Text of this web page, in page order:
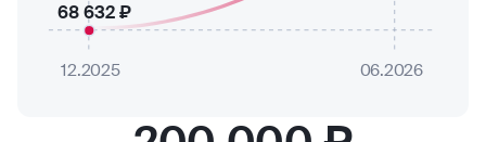
12.2025 06.2026
68 632 ₽